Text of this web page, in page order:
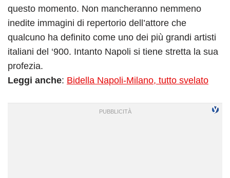
questo momento. Non mancheranno nemmeno
inedite immagini di repertorio dell’attore che
qualcuno ha definito come uno dei più grandi artisti
italiani del ‘900. Intanto Napoli si tiene stretta la sua
profezia.
Leggi anche: Bidella Napoli-Milano, tutto svelato